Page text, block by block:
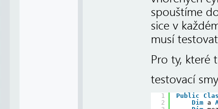
spouštíme
sice v
musí
Pro ty, které
testovací
1
2
Public
Dim a